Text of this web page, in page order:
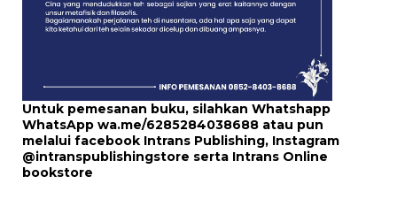
Untuk pemesanan buku, silahkan Whatshapp
WhatsApp wa.me/6285284038688 atau pun
melalui facebook Intrans Publishing, Instagram
@intranspublishingstore serta Intrans Online
bookstore